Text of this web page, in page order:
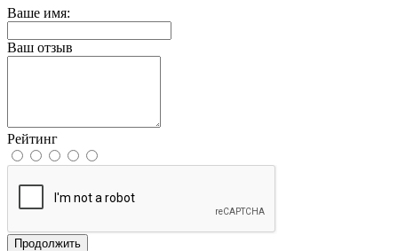
Ваше имя:
Ваш отзыв
Рейтинг
Продолжить